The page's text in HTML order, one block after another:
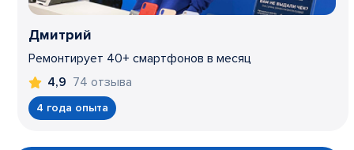
Дмитрий
Ремонтирует 40+ смартфонов в месяц
4,9 74 отзыва
4 года опыта